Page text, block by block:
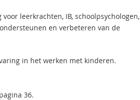
leerkrachten, IB, schoolpsychologen,
en verbeteren van de
in het werken met kinderen.
36.